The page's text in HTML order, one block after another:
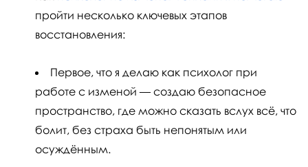
пройти несколько ключевых этапов
восстановления:
Первое, что я делаю как психолог при
работе с изменой — создаю безопасное
пространство, где можно сказать вслух всё, что
болит, без страха быть непонятым или
осуждённым.